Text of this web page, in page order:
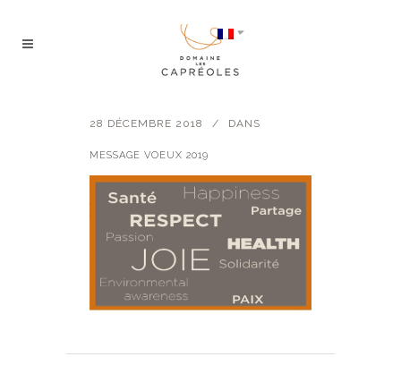
28 DÉCEMBRE 2018 DANS
MESSAGE VOEUX 2019